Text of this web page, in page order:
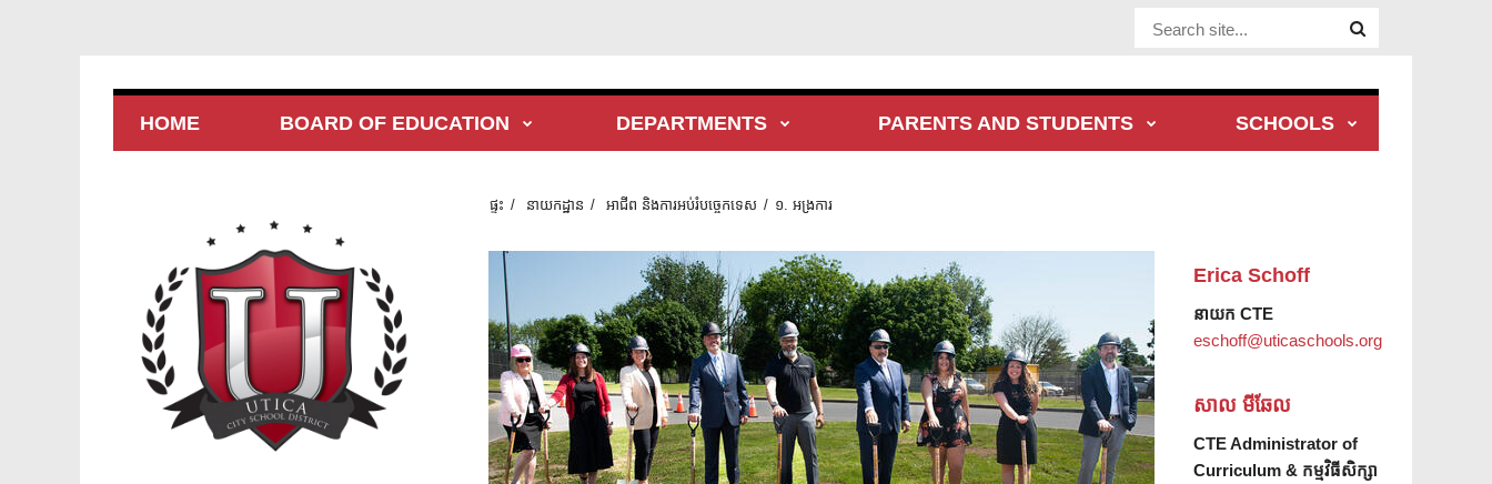
Website Site
HOME BOARD OF EDUCATION DEPARTMENTS PARENTS AND STUDENTS SCHOOLS
ផ្ទះ នាយកដ្ឋាន អាជីព និងការអប់រំបច្ចេកទេស ១. អង្រការ
Erica Schoff
នាយក CTE
eschoff@uticaschools.org
សាល មីឆែល
CTE Administrator of
Curriculum & កម្មវិធីសិក្សា